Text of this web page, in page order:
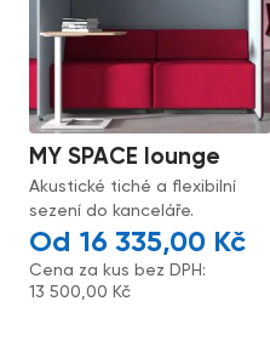
MY SPACE lounge
Akustické tiché a flexibilní
sezení do kanceláře.
16 335,00 Kč
Cena za kus bez DPH:
13 500,00 Kč